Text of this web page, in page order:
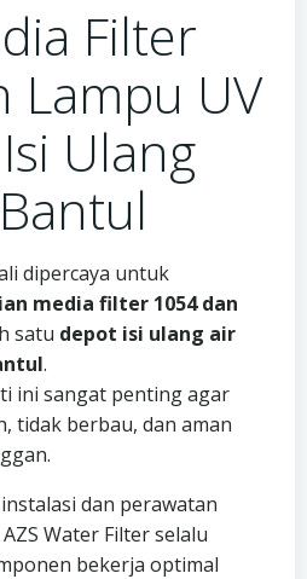
Filter
Lampu UV
Ulang
dipercaya untuk
media filter 1054 dan
satu depot isi ulang air
.
ini sangat penting agar
tidak berbau, dan aman
dan perawatan
Water Filter selalu
bekerja optimal